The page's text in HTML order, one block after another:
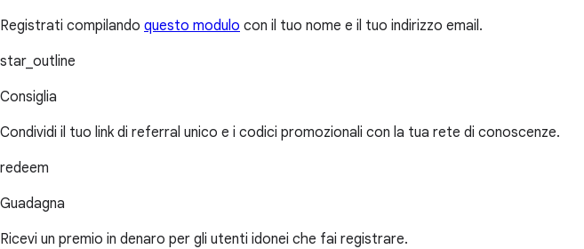
Registrati compilando questo modulo con il tuo nome e il tuo indirizzo email.
star_outline
Consiglia
Condividi il tuo link di referral unico e i codici promozionali con la tua rete di conoscenze.
redeem
Guadagna
Ricevi un premio in denaro per gli utenti idonei che fai registrare.